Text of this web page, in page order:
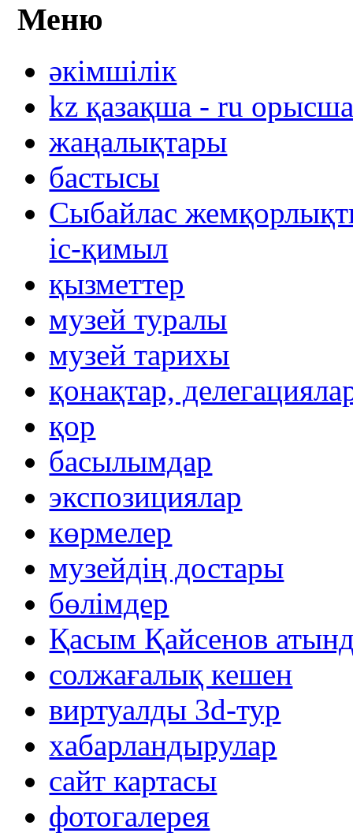
Меню
әкімшілік
kz қазақша - ru
жаңалықтары
бастысы
Сыбайлас
іс-қимыл
қызметтер
музей туралы
музей тарихы
қонақтар,
қор
басылымдар
экспозициялар
көрмелер
музейдің достары
бөлімдер
Қасым Қайсенов
солжағалық кешен
виртуалды 3d-тур
xабарландырулар
сайт картасы
фотогалерея